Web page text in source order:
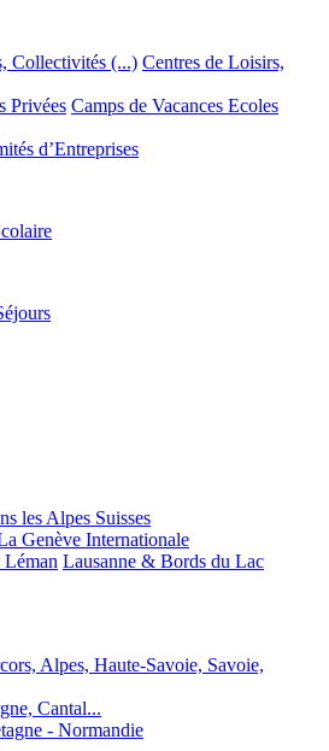
Collectivités (...) Centres de Loisirs,
Privées Camps de Vacances Ecoles
d’Entreprises
les Alpes Suisses
Genève Internationale
Lausanne & Bords du Lac
Alpes, Haute-Savoie, Savoie,
Cantal...
- Normandie